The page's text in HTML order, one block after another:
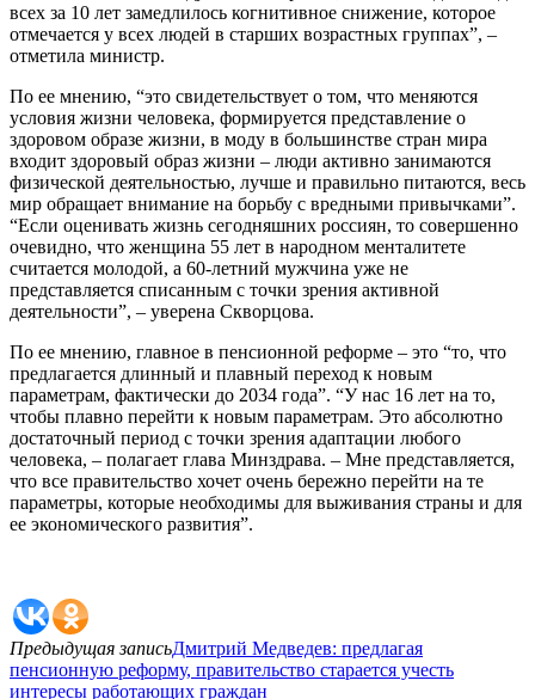
всех за 10 лет замедлилось когнитивное снижение, которое
отмечается у всех людей в старших возрастных группах”, –
отметила министр.
По ее мнению, “это свидетельствует о том, что меняются
условия жизни человека, формируется представление о
здоровом образе жизни, в моду в большинстве стран мира
входит здоровый образ жизни – люди активно занимаются
физической деятельностью, лучше и правильно питаются, весь
мир обращает внимание на борьбу с вредными привычками”.
“Если оценивать жизнь сегодняшних россиян, то совершенно
очевидно, что женщина 55 лет в народном менталитете
считается молодой, а 60-летний мужчина уже не
представляется списанным с точки зрения активной
деятельности”, – уверена Скворцова.
По ее мнению, главное в пенсионной реформе – это “то, что
предлагается длинный и плавный переход к новым
параметрам, фактически до 2034 года”. “У нас 16 лет на то,
чтобы плавно перейти к новым параметрам. Это абсолютно
достаточный период с точки зрения адаптации любого
человека, – полагает глава Минздрава. – Мне представляется,
что все правительство хочет очень бережно перейти на те
параметры, которые необходимы для выживания страны и для
ее экономического развития”.
Предыдущая записьДмитрий Медведев: предлагая
пенсионную реформу, правительство старается учесть
интересы работающих граждан